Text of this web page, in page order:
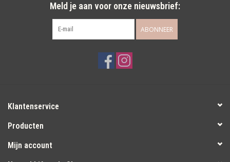
Meld je aan voor onze nieuwsbrief:
ABONNEER
Klantenservice
Producten
Mijn account